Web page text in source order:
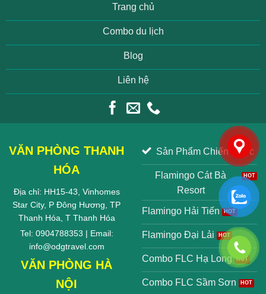
Trang chủ
Combo du lịch
Blog
Liên hệ
VĂN PHÒNG THANH
HÓA
Địa chỉ: HH15-43, Vinhomes
Star City, P Đông Hương, TP
Thanh Hóa, T Thanh Hóa
Tel: 0904788353 | Email:
info@odgtravel.com
VĂN PHÒNG HÀ
NỘI
Sản Phẩm Chiến Lược
Flamingo Cát Bà
Resort
Flamingo Hải Tiến
Flamingo Đại Lải
Combo FLC Hạ Long
Combo FLC Sầm Sơn